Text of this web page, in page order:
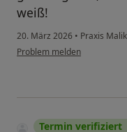
weiß!
20. März 2026 • Praxis
Problem melden
Termin verifiziert